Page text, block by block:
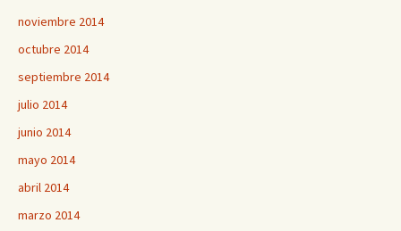
noviembre 2014
octubre 2014
septiembre 2014
julio 2014
junio 2014
mayo 2014
abril 2014
marzo 2014